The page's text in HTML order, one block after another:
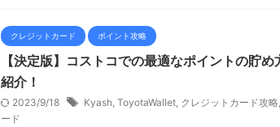
クレジットカード ポイント攻略
【決定版】コストコでの最適なポイントの貯
紹介！
2023/9/18 Kyash, ToyotaWallet, クレジットカード攻略,
ード